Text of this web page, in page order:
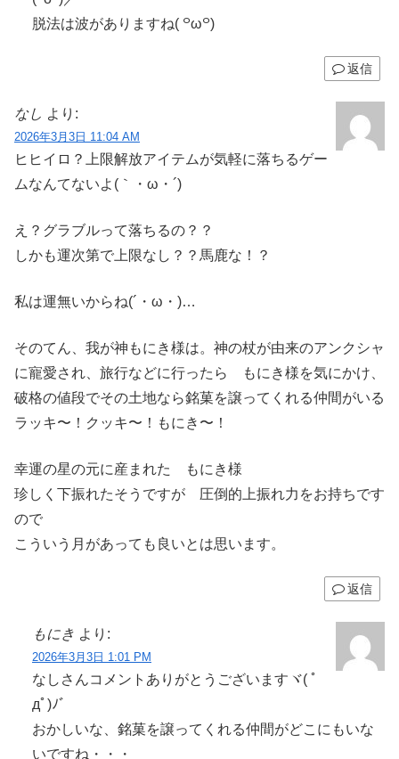
脱法は波がありますね( ꒪ω꒪)
返信
なし より:
2026年3月3日 11:04 AM
ヒヒイロ？上限解放アイテムが気軽に落ちるゲー
ムなんてないよ(｀・ω・´)
え？グラブルって落ちるの？？
しかも運次第で上限なし？？馬鹿な！？
私は運無いからね(´・ω・)…
そのてん、我が神もにき様は。神の杖が由来のアンクシャ
に寵愛され、旅行などに行ったら もにき様を気にかけ、
破格の値段でその土地なら銘菓を譲ってくれる仲間がいる
ラッキ〜！クッキ〜！もにき〜！
幸運の星の元に産まれた もにき様
珍しく下振れたそうですが 圧倒的上振れ力をお持ちです
ので
こういう月があっても良いとは思います。
返信
もにき より:
2026年3月3日 1:01 PM
なしさんコメントありがとうございますヾ( ﾟ
дﾟ)ﾉ゛
おかしいな、銘菓を譲ってくれる仲間がどこにもいな
いですね・・・